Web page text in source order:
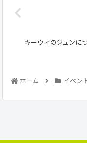
キーウィのジュンに
ホーム イベン